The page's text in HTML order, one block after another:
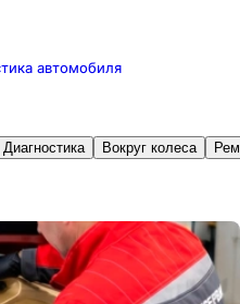
автомобиля
Диагностика Вокруг колеса